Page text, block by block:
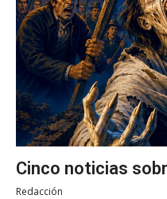
Cinco noticias
Redacción